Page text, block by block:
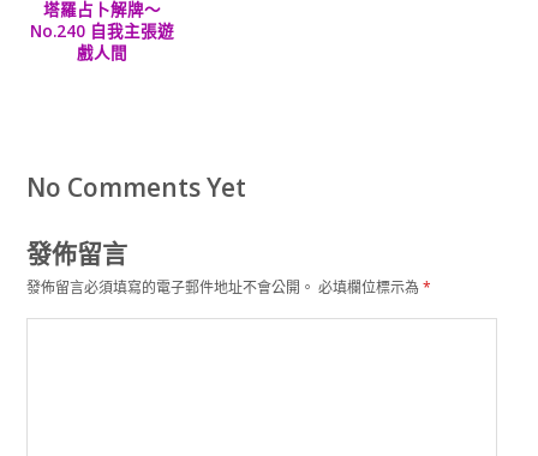
塔羅占卜解牌～
No.240 自我主張遊
戲人間
No Comments Yet
發佈留言
發佈留言必須填寫的電子郵件地址不會公開。 必填欄位標示為*